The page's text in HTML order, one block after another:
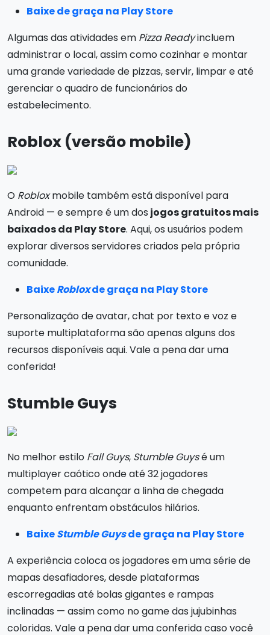
Baixe de graça na Play Store
Algumas das atividades em Pizza Readyincluem
administrar o local, assim como cozinhar e montar
uma grande variedade de pizzas, servir, limpar e até
gerenciar o quadro de funcionários do
estabelecimento.
Roblox (versão mobile)
O Robloxmobile também está disponível para
Android — e sempre é um dos jogos gratuitos mais
baixados da Play Store. Aqui, os usuários podem
explorar diversos servidores criados pela própria
comunidade.
BaixeRobloxde graça na Play Store
Personalização de avatar, chat por texto e voz e
suporte multiplataforma são apenas alguns dos
recursos disponíveis aqui. Vale a pena dar uma
conferida!
Stumble Guys
No melhor estilo Fall Guys, Stumble Guysé um
multiplayer caótico onde até 32 jogadores
competem para alcançar a linha de chegada
enquanto enfrentam obstáculos hilários.
BaixeStumble Guysde graça na Play Store
A experiência coloca os jogadores em uma série de
mapas desafiadores, desde plataformas
escorregadias até bolas gigantes e rampas
inclinadas — assim como no game das jujubinhas
coloridas. Vale a pena dar uma conferida caso você